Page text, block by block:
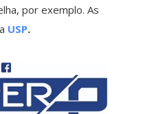
por exemplo. As
USP.